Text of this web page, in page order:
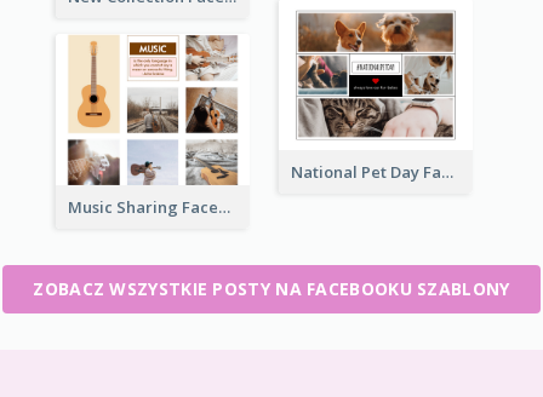
National Pet Day Facebook Post
Music Sharing Facebook Post
ZOBACZ WSZYSTKIE POSTY NA FACEBOOKU SZABLONY